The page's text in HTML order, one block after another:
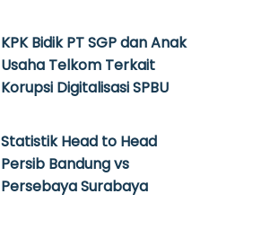
KPK Bidik PT SGP dan Anak
Usaha Telkom Terkait
Korupsi Digitalisasi SPBU
Statistik Head to Head
Persib Bandung vs
Persebaya Surabaya